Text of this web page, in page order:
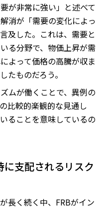
が非常に強い」と述べて
消が「需要の変化によっ
及した。これは、需要と
る分野で、物価上昇が需
よって価格の高騰が収ま
たものだろう。
ムが働くことで、異例の
比較的楽観的な見通し
ることを意味しているの
支配されるリスク
長く続く中、FRBがイン